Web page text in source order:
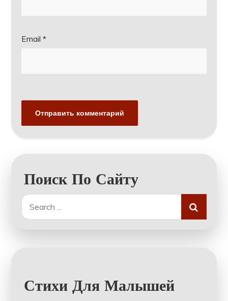
Email*
Поиск По Сайту
Search
for:
Стихи Для Малышей